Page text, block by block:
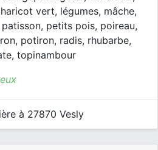
vert, légumes, mâche,
petits pois, poireau,
potiron, radis, rhubarbe,
topinambour
à 27870 Vesly